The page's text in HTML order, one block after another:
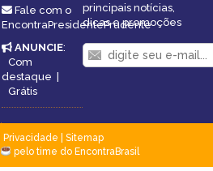
Fale com o
EncontraPresidentePrudente
ANUNCIE:
Com
destaque |
Grátis
principais notícias,
dicas e promoções
Privacidade
Sitemap
pelo time do EncontraBrasil